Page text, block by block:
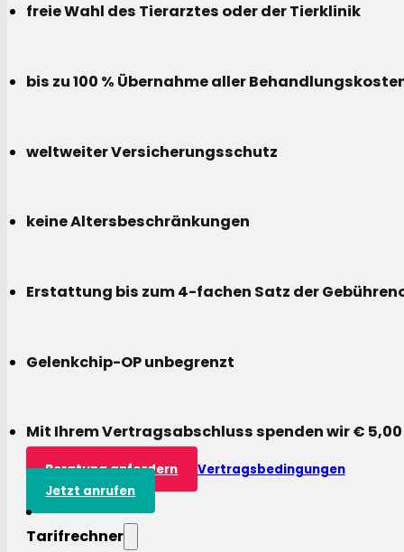
freie Wahl des Tierarztes oder der Tierklinik
bis zu 100 % Übernahme aller
weltweiter Versicherungsschutz
keine Altersbeschränkungen
Erstattung bis zum 4-fachen Satz der
Gelenkchip-OP unbegrenzt
Mit Ihrem Vertragsabschluss spenden wir €
Beratung anfordern
Vertragsbedingungen
Jetzt anrufen
Tarifrechner